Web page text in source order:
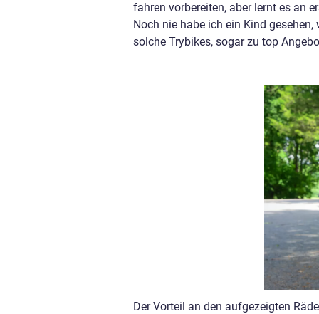
fahren vorbereiten, aber lernt es an
Noch nie habe ich ein Kind
solche Trybikes, sogar zu top
Der Vorteil an den aufgezeigten